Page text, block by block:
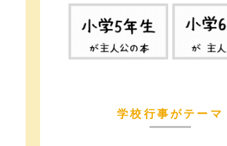
学校行事がテーマ